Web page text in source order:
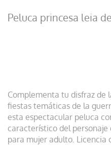
Peluca princesa leia
Complementa tu disfraz de
fiestas temáticas de la
esta espectacular peluca
característico del
para mujer adulto. Licencia